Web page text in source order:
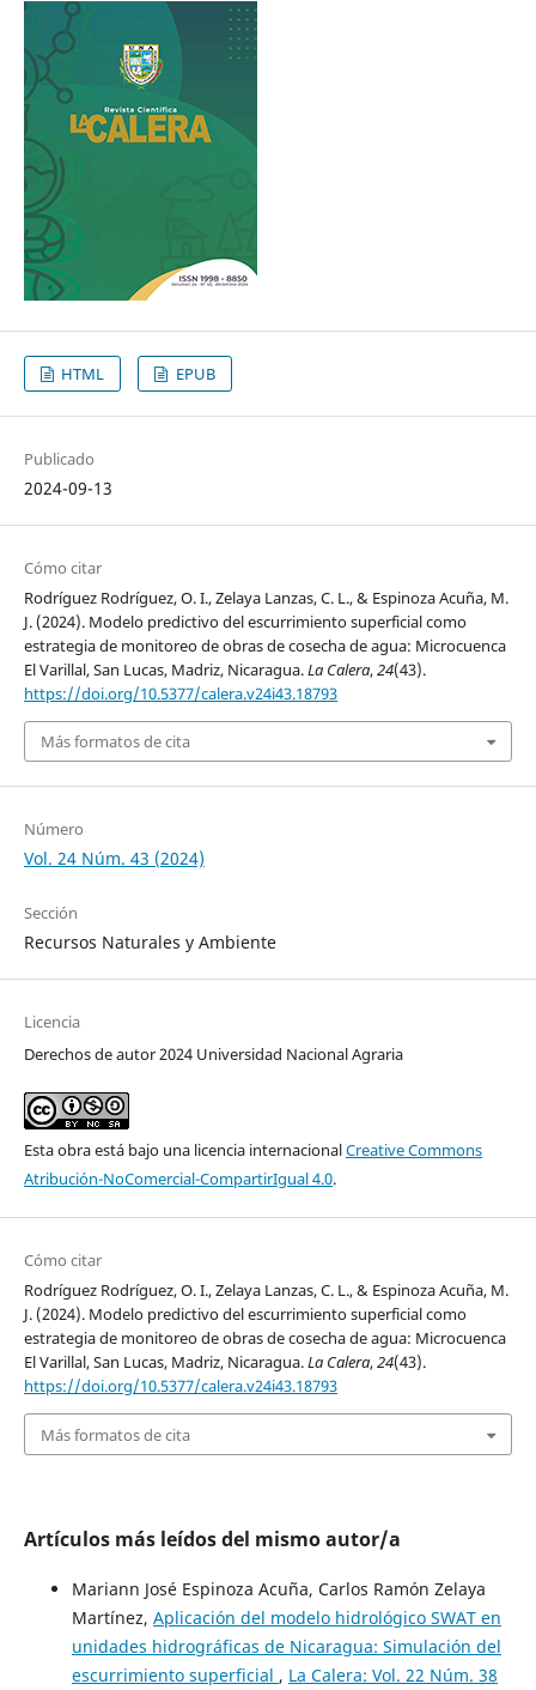
HTML EPUB
Publicado
2024-09-13
Cómo citar
Rodríguez Rodríguez, O. I., Zelaya Lanzas, C. L., & Espinoza Acuña, M.
J. (2024). Modelo predictivo del escurrimiento superficial como
estrategia de monitoreo de obras de cosecha de agua: Microcuenca
El Varillal, San Lucas, Madriz, Nicaragua.La Calera,24(43).
https://doi.org/10.5377/calera.v24i43.18793
Más formatos de cita
Número
Vol. 24 Núm. 43 (2024)
Sección
Recursos Naturales y Ambiente
Licencia
Derechos de autor 2024 Universidad Nacional Agraria
Esta obra está bajo una licencia internacionalCreative Commons
Atribución-NoComercial-CompartirIgual 4.0.
Cómo citar
Rodríguez Rodríguez, O. I., Zelaya Lanzas, C. L., & Espinoza Acuña, M.
J. (2024). Modelo predictivo del escurrimiento superficial como
estrategia de monitoreo de obras de cosecha de agua: Microcuenca
El Varillal, San Lucas, Madriz, Nicaragua.La Calera,24(43).
https://doi.org/10.5377/calera.v24i43.18793
Más formatos de cita
Artículos más leídos del mismo autor/a
Mariann José Espinoza Acuña, Carlos Ramón Zelaya
Martínez, Aplicación del modelo hidrológico SWAT en
unidades hidrográficas de Nicaragua: Simulación del
escurrimiento superficial , La Calera: Vol. 22 Núm. 38